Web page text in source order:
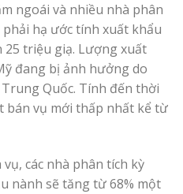
ngoái và nhiều nhà phân
hạ ước tính xuất khẩu
triệu giạ. Lượng xuất
đang bị ảnh hưởng do
Quốc. Tính đến thời
bán vụ mới thấp nhất kể từ
các nhà phân tích kỳ
nành sẽ tăng từ 68% một